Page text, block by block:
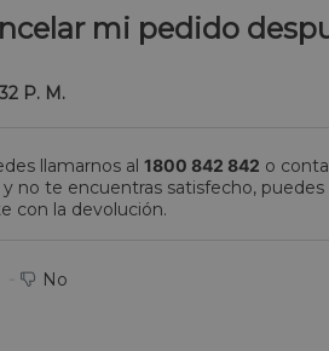
mi pedido
P. M.
llamarnos al 1800 842 842 o
no te encuentras satisfecho,
con la devolución.
No